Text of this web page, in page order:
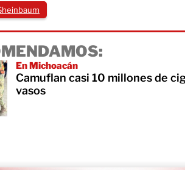
En Michoacán
Camuflan casi 10 millones de
vasos